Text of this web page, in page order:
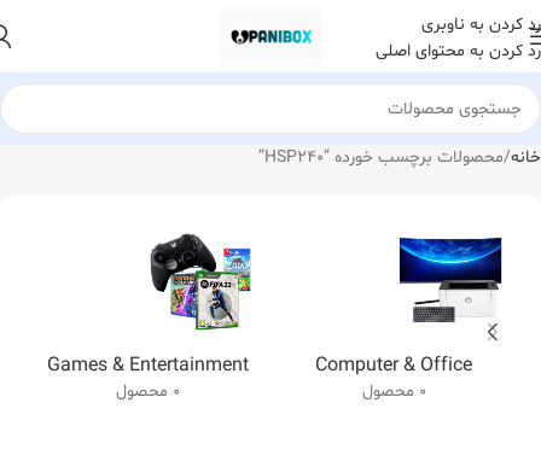
رد کردن به ناوبری
رد کردن به محتوای اصلی
خانه محصولات برچسب خورده “HSP240”
Computer & Office
0 محصول
Games & Entertainment
0 محصول